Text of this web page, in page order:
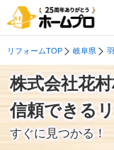
リフォームTOP 岐阜県
株式会社花
信頼できる
すぐに見つかる！